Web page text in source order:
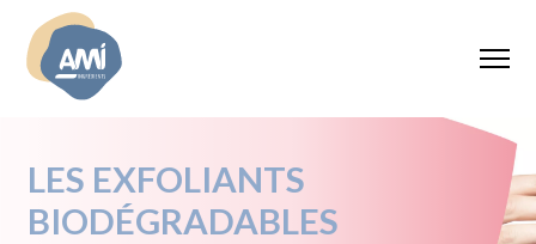
LES EXFOLIANTS
BIODÉGRADABLES